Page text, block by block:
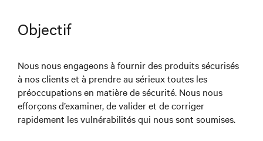
Objectif
Nous nous engageons à fournir des produits sécurisés
à nos clients et à prendre au sérieux toutes les
préoccupations en matière de sécurité. Nous nous
efforçons d’examiner, de valider et de corriger
rapidement les vulnérabilités qui nous sont soumises.